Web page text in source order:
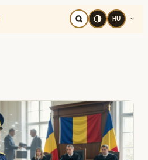
KOGNITÍV HÁBORÚ
HU